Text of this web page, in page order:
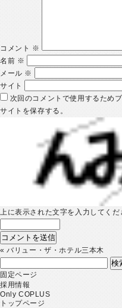
コメント ※
名前 ※
メール ※
サイト
次回のコメントで使用するため
サイトを保存する。
上に表示された文字を入力してくだ
«バリュー・ザ・ホテル三本木
索:
固定ページ
採用情報
Only COPLUS
トップページ